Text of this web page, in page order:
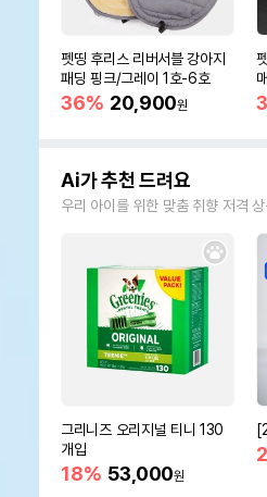
펫띵 후리스 리버서블 강아지
패딩 핑크/그레이 1호-6호
36% 20,900원
Ai가 추천 드려요
우리 아이를 위한 맞춤 취향 저격
그리니즈 오리지널 티니 130
개입
18% 53,000원